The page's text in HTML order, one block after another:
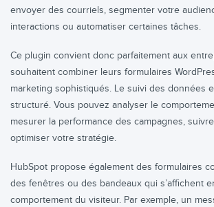
envoyer des courriels, segmenter votre
interactions ou automatiser certaines tâches.
Ce plugin convient donc parfaitement aux
souhaitent combiner leurs formulaires
marketing sophistiqués. Le suivi des données
structuré. Vous pouvez analyser le
mesurer la performance des campagnes,
optimiser votre stratégie.
HubSpot propose également des formulaires
des fenêtres ou des bandeaux qui s’affichent
comportement du visiteur. Par exemple, un